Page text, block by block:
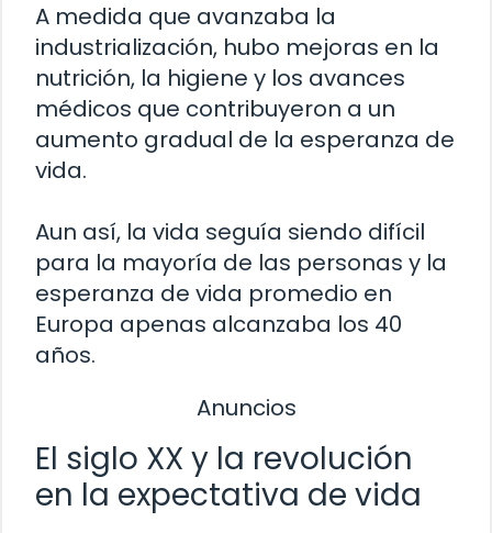
A medida que avanzaba la
industrialización, hubo mejoras en la
nutrición, la higiene y los avances
médicos que contribuyeron a un
aumento gradual de la esperanza de
vida.
Aun así, la vida seguía siendo difícil
para la mayoría de las personas y la
esperanza de vida promedio en
Europa apenas alcanzaba los 40
años.
Anuncios
El siglo XX y la revolución
en la expectativa de vida